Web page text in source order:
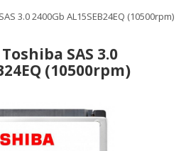
3.0 2400Gb AL15SEB24EQ (10500rpm)
SAS 3.0
(10500rpm)